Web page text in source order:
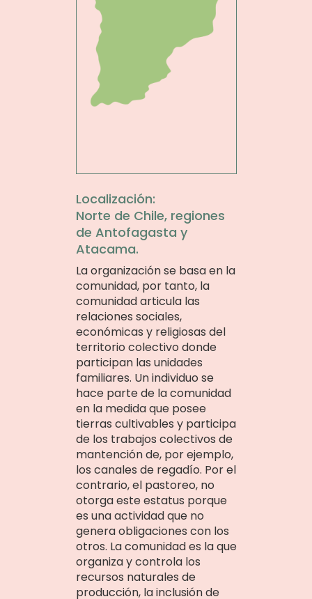
Localización:
Norte de Chile, regiones
de Antofagasta y
Atacama.
La organización se basa en la
comunidad, por tanto, la
comunidad articula las
relaciones sociales,
económicas y religiosas del
territorio colectivo donde
participan las unidades
familiares. Un individuo se
hace parte de la comunidad
en la medida que posee
tierras cultivables y participa
de los trabajos colectivos de
mantención de, por ejemplo,
los canales de regadío. Por el
contrario, el pastoreo, no
otorga este estatus porque
es una actividad que no
genera obligaciones con los
otros. La comunidad es la que
organiza y controla los
recursos naturales de
producción, la inclusión de